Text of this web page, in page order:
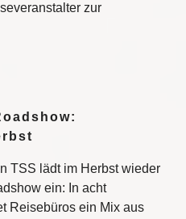
zur
TSS lädt im Herbst wieder
ein: In acht
Reisebüros ein Mix aus